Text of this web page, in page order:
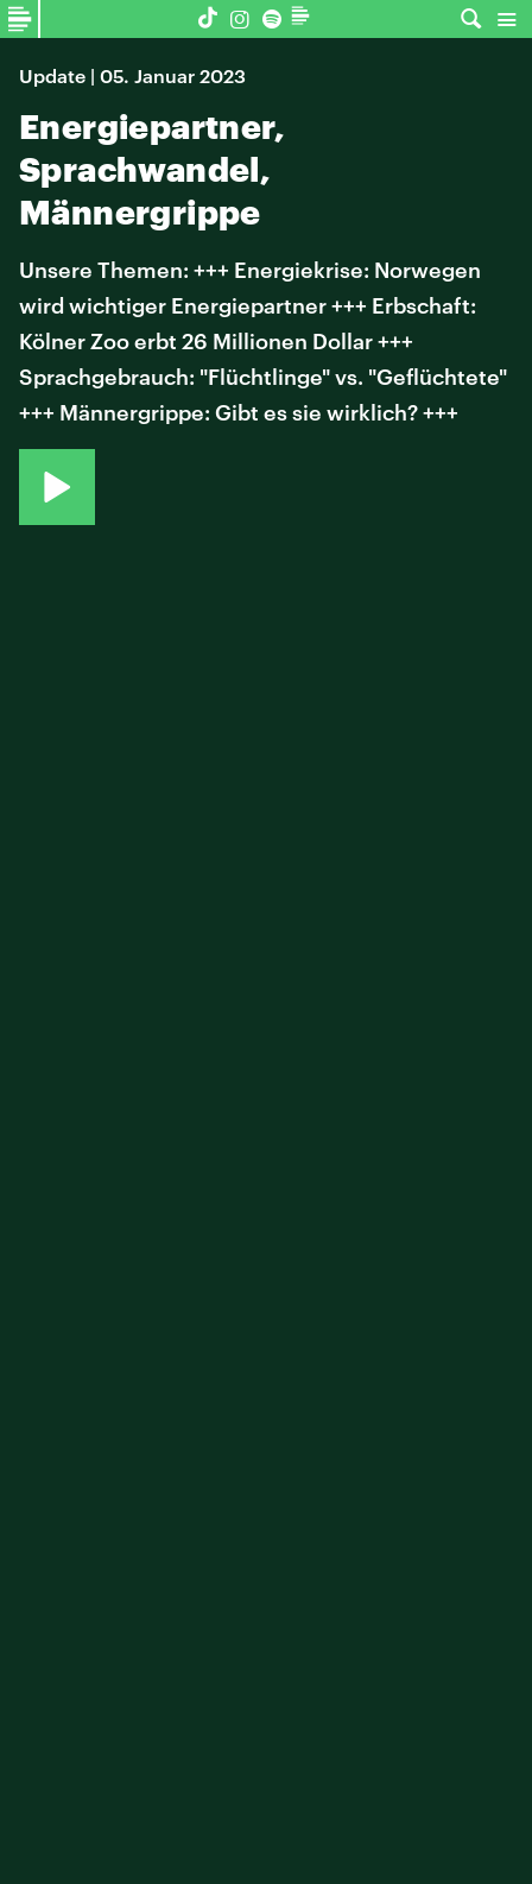
Update | 05. Januar 2023
Energiepartner,
Sprachwandel,
Männergrippe
Unsere Themen: +++ Energiekrise: Norwegen
wird wichtiger Energiepartner +++ Erbschaft:
Kölner Zoo erbt 26 Millionen Dollar +++
Sprachgebrauch: "Flüchtlinge" vs. "Geflüchtete"
+++ Männergrippe: Gibt es sie wirklich? +++